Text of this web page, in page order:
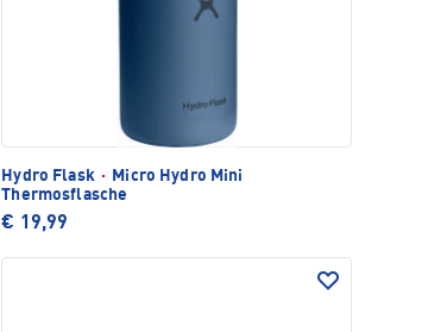
Hydro Flask ·
Micro Hydro Mini
Thermosflasche
€ 19,99